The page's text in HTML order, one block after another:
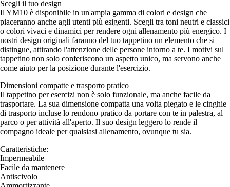
Scegli il tuo design
Il YM10 è disponibile in un'ampia gamma di colori e design che
piaceranno anche agli utenti più esigenti. Scegli tra toni neutri e classici
o colori vivaci e dinamici per rendere ogni allenamento più energico. I
nostri design originali faranno del tuo tappetino un elemento che si
distingue, attirando l'attenzione delle persone intorno a te. I motivi sul
tappetino non solo conferiscono un aspetto unico, ma servono anche
come aiuto per la posizione durante l'esercizio.
Dimensioni compatte e trasporto pratico
Il tappetino per esercizi non è solo funzionale, ma anche facile da
trasportare. La sua dimensione compatta una volta piegato e le cinghie
di trasporto incluse lo rendono pratico da portare con te in palestra, al
parco o per attività all'aperto. Il suo design leggero lo rende il
compagno ideale per qualsiasi allenamento, ovunque tu sia.
Caratteristiche:
Impermeabile
Facile da mantenere
Antiscivolo